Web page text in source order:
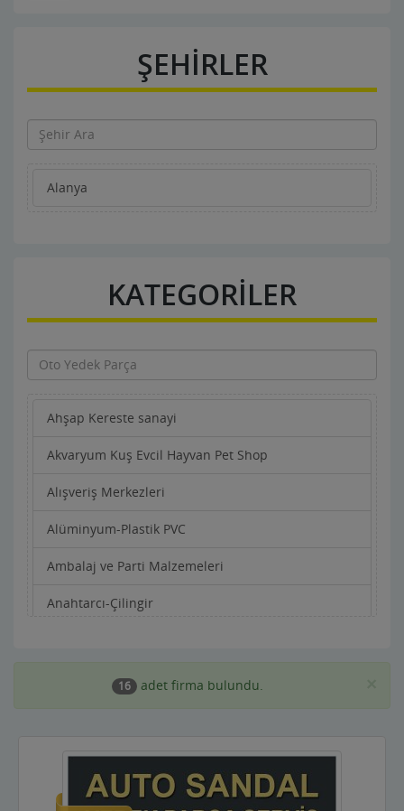
ŞEHİRLER
Alanya
KATEGORİLER
Ahşap Kereste sanayi
Akvaryum Kuş Evcil Hayvan Pet Shop
Alışveriş Merkezleri
Alüminyum-Plastik PVC
Ambalaj ve Parti Malzemeleri
Anahtarcı-Çilingir
Aracı Kurumlar
Asansörcüler
Avukatlar ve Hukuk Büroları
16 adet firma bulundu.